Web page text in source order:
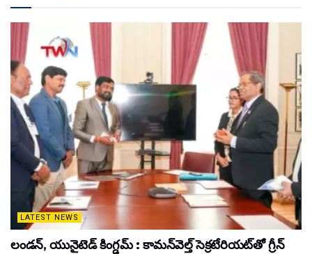
LATEST NEWS
లండన్, యునైటెడ్ కింగ్డమ్ : కామన్‌వెల్త్ సెక్రటేరియట్‌తో గ్రీన్